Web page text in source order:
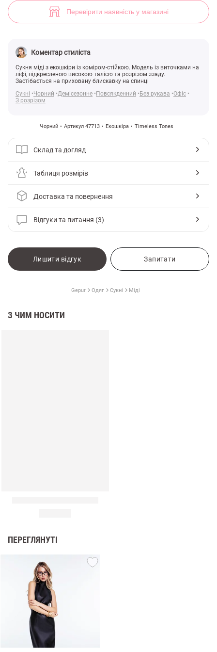
Перевірити наявність у магазині
Коментар стиліста
Сукня міді з екошкіри із коміром-стійкою. Модель із виточками на
ліфі, підкресленою високою талією та розрізом ззаду.
Застібається на приховану блискавку на спинці
Сукні
Чорний Демісезонне Повсякденний Без рукава Офіс
З розрізом
Чорний Артикул 47713 Екошкіра Timeless Tones
Склад та догляд
Таблиця розмірів
Доставка та повернення
Відгуки та питання (3)
Лишити відгук Запитати
Gepur Одяг Сукні Міді
З ЧИМ НОСИТИ
ПЕРЕГЛЯНУТІ
Чорна шкіряна сукня міді з розрізом (арт. 47713) ♡ інтернет-